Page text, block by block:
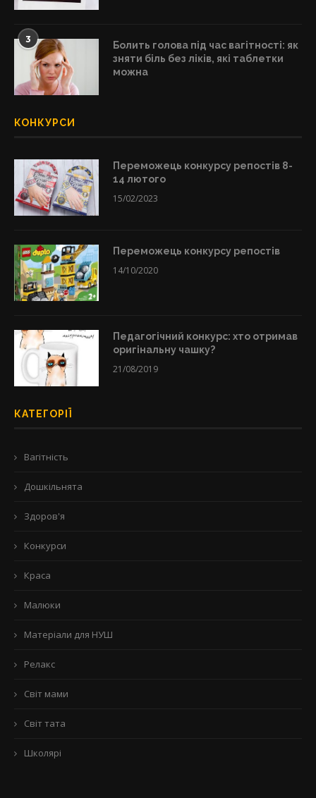
3
Болить голова під час вагітності: як
зняти біль без ліків, які таблетки
можна
КОНКУРСИ
Переможець конкурсу репостів 8-
14 лютого
15/02/2023
Переможець конкурсу репостів
14/10/2020
Педагогічний конкурс: хто отримав
оригінальну чашку?
21/08/2019
КАТЕГОРІЇ
Вагітність
Дошкільнята
Здоров'я
Конкурси
Краса
Малюки
Матеріали для НУШ
Релакс
Світ мами
Світ тата
Школярі